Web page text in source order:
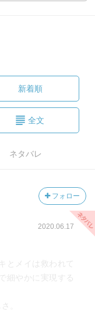
新着順
全文
ネタバレ
フォロー
2020.06.17
とメイは救われて
細やかに実現する
。